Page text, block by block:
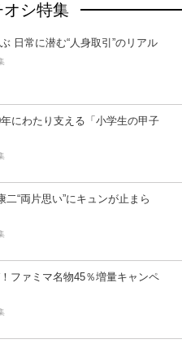
シ特集
日常に潜む“人身取引”のリアル
にわたり支える「小学生の甲子
“両片思い”にキュンが止まら
ファミマ名物45％増量キャンペ